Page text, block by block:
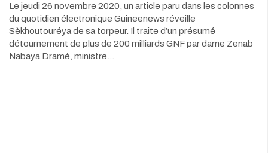
Le jeudi 26 novembre 2020, un article paru dans les colonnes
du quotidien électronique Guineenews réveille
Sèkhoutouréya de sa torpeur. Il traite d’un présumé
détournement de plus de 200 milliards GNF par dame Zenab
Nabaya Dramé, ministre…